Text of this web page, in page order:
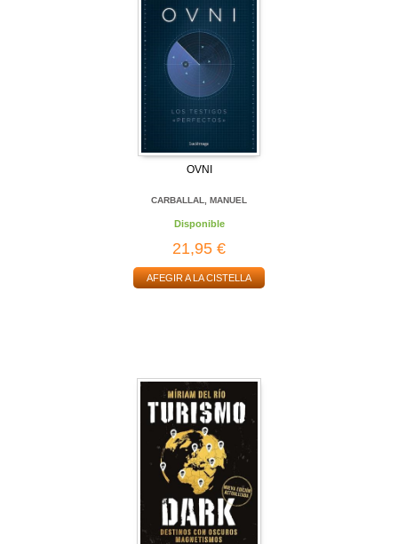
OVNI
CARBALLAL, MANUEL
Disponible
21,95 €
AFEGIR A LA CISTELLA